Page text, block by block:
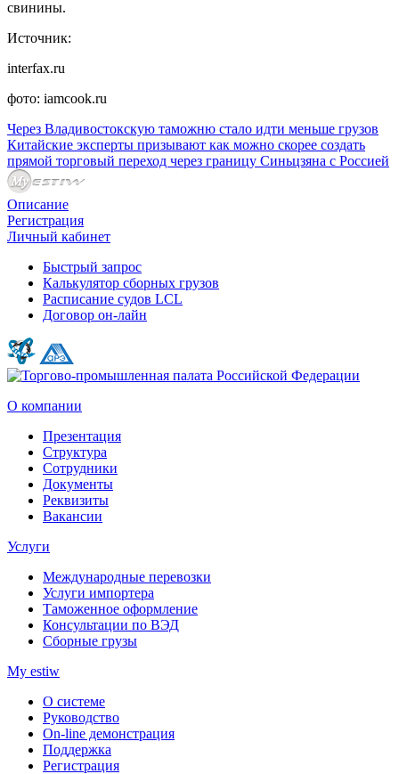
свинины.
Источник:
interfax.ru
фото: iamcook.ru
Через Владивостокскую таможню стало идти меньше грузов
Китайские эксперты призывают как можно скорее создать
прямой торговый переход через границу Синьцзяна с Россией
Описание
Регистрация
Личный кабинет
Быстрый запрос
Калькулятор сборных грузов
Расписание судов LCL
Договор он-лайн
О компании
Презентация
Структура
Сотрудники
Документы
Реквизиты
Вакансии
Услуги
Международные перевозки
Услуги импортера
Таможенное оформление
Консультации по ВЭД
Сборные грузы
My estiw
О системе
Руководство
On-line демонстрация
Поддержка
Регистрация